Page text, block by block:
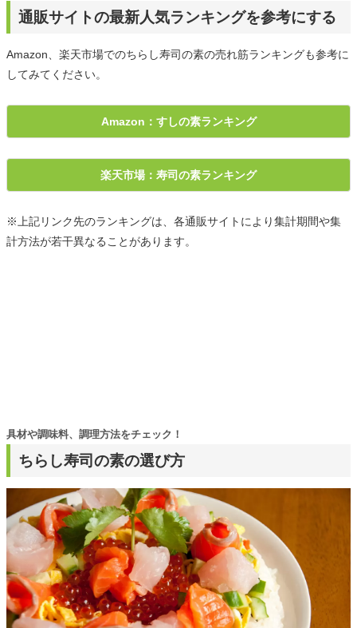
通販サイトの最新人気ランキングを参考にする
Amazon、楽天市場でのちらし寿司の素の売れ筋ランキングも参考に
してみてください。
Amazon：すしの素ランキング
楽天市場：寿司の素ランキング
※上記リンク先のランキングは、各通販サイトにより集計期間や集
計方法が若干異なることがあります。
ちらし寿司の素の選び方
具材や調味料、調理方法をチェック！